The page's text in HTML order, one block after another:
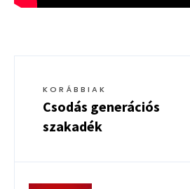
KORÁBBIAK
Csodás generációs
szakadék